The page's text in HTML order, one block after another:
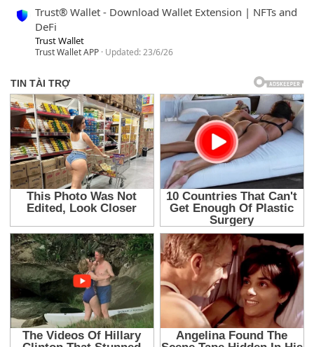
Trust® Wallet - Download Wallet Extension | NFTs and
DeFi
Trust Wallet
Trust Wallet APP Updated:23/6/26